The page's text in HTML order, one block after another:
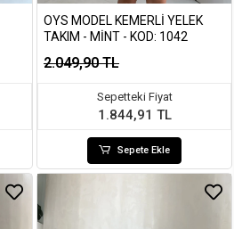
OYS MODEL KEMERLI YELEK
TAKIM - MINT - KOD: 1042
2.049,90 TL
Sepetteki Fiyat
1.844,91 TL
Sepete Ekle